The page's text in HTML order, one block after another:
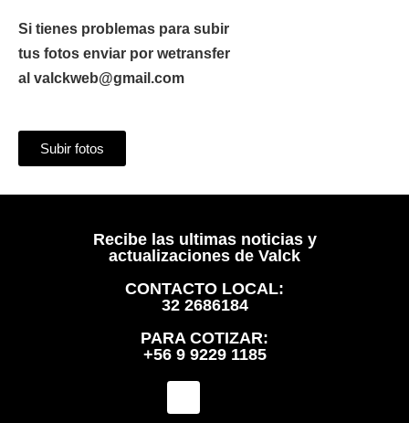
Si tienes problemas para subir
tus fotos enviar por wetransfer
al valckweb@gmail.com
Subir fotos
Recibe las ultimas noticias y
actualizaciones de Valck
CONTACTO LOCAL:
32 2686184
PARA COTIZAR:
+56 9 9229 1185